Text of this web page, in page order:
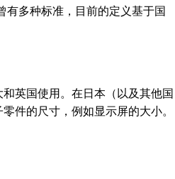
有多种标准，目前的定义基于国
英国使用。在日本（以及其他国
件的尺寸，例如显示屏的大小。